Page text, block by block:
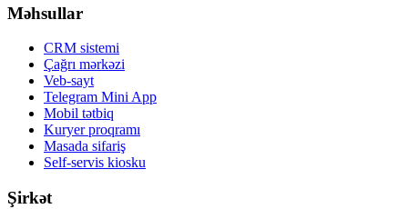
Məhsullar
CRM sistemi
Çağrı mərkəzi
Veb-sayt
Telegram Mini App
Mobil tətbiq
Kuryer proqramı
Masada sifariş
Self-servis kiosku
Şirkət